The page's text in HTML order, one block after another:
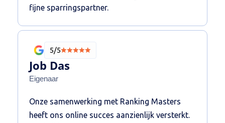
minder meer te bereiken. Ik raad Ranking
fijne sparringspartner.
5/5
Job Das
Eigenaar
Onze samenwerking met Ranking Masters
heeft ons online succes aanzienlijk versterkt.